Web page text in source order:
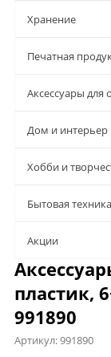
Хранение
Печатная
Аксессуары для
Дом и интерьер
Хобби и
Бытовая
Aкции
пластик,
991890
Артикул:991890